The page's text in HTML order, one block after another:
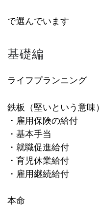
で選んでいます
基礎編
ライフプランニング
鉄板（堅いという意味）
・雇用保険の給付
・基本手当
・就職促進給付
・育児休業給付
・雇用継続給付
本命